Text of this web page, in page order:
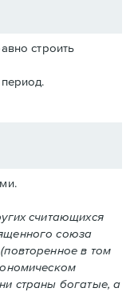
строить
считающихся
союза
в том
страны богатые, а